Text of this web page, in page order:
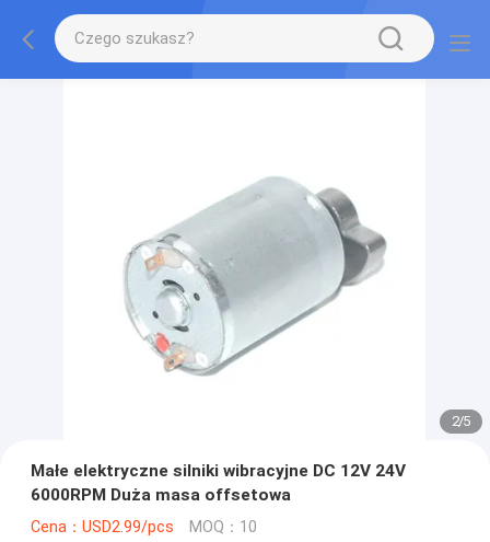
2/5
Małe elektryczne silniki wibracyjne DC 12V 24V
6000RPM Duża masa offsetowa
Cena：USD2.99/pcs MOQ：10